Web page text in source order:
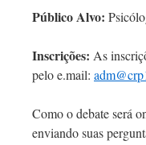
Público Alvo:
Inscrições: As
pelo e.mail:
Como o debate será
enviando suas